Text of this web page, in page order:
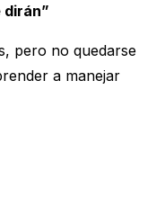
dirán”
pero no quedarse
a manejar